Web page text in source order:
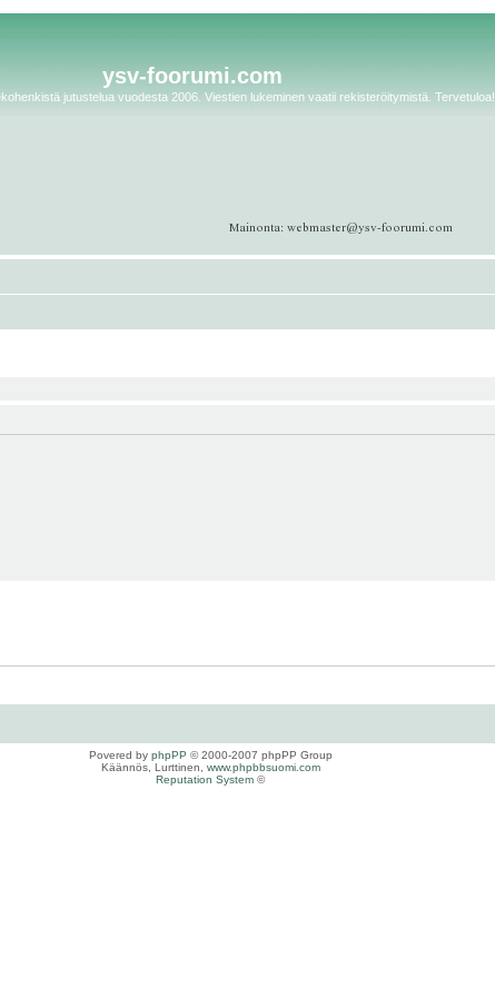
ysv-foorumi.com
jutustelua vuodesta 2006. Viestien lukeminen vaatii rekisteröitymistä. Tervetuloa!
Povered by phpPP © 2000-2007 phpPP Group
Käännös, Lurttinen, www.phpbbsuomi.com
Reputation System ©